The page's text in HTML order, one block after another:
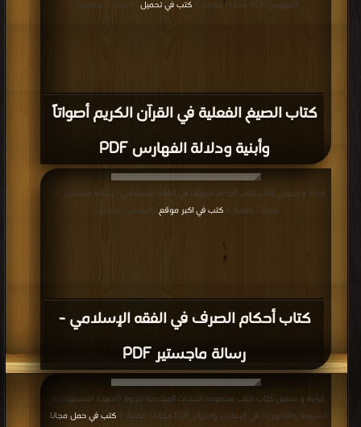
كتاب الصيغ الفعلية في القرآن الكريم أصواتاً
وأبنية ودلالة الفهارس PDF
الفهارس PDF مجانا | مكتبة >
كتب في تحميل | التحميل : مرة/مرات
كتاب أحكام الصرف في الفقه الإسلامي -
رسالة ماجستير PDF
مجانا | مكتبة >كتب في اكبر موقع | التحميل : مرة/مرات
قراءة و تحميل كتاب كتاب مجموعة الأبحاث المقدمة لندوة ((حماية المستهلك في
الشريعة والقانون)) في الإمارات والجزائر PDF مجانا | مكتبة >
كتب في حمل مجانا